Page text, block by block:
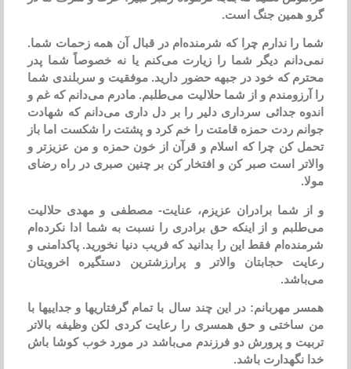
گرو همین جنگ است.
شما را ندارم چرا كه شرمنده‌ام در قبال آن همه زحمات شما.
نمی‌دانم دیگر شما را زیارت می‌كنم یا نه خصوصاً شما پدر
محترم كه خود در جبهه حضور دارید. موفقیت و سربلندی شما
را آرزومندم و از شما حلالیت می‌طلبم. مادرم می‌دانم كه غم و
اندوه جدائی سرداری دلیر را بر دل داری می‌دانم كه شهادت
جوانم ردت حمزه قامتت را خم كرد و پشتت را شكست اما باز
تحمل كن چرا كه اسلام و قرآن از خون حمزه و من عزیزتر و
والاتر است صبر كن و افتخار كن بر چنین صبری در راه رضای
مولا.
و از شما برادران عزیزم، عنایت- مصطفی و مهدی حلالیت
می‌طلبم و از اینكه حق برادری را نسبت به شما ادا نكرده‌ام
شرمنده‌ام فقط این را بدانید كه فریب دنیا نخورید. پاكدامنی و
رعایت حجابتان والاتر و پرارزشترین دستگیره اخرویتان
می‌باشد.
همسر مهربانم: در این چند سال با تمام گرفتاریها و جداییها با
من ساختی و حق همسری را رعایت كردی لكن وظیفه بالاتر
تربیت و پرورش دو فرزندم می‌باشد در مورد خوب كوشا باش
خدا نگهدارت باشد.